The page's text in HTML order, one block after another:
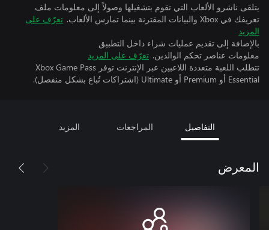
يتلقى ناشرو الألعاب التي تقوم بتشغيلها وصولاً إلى معلومات ملف
تعريفك في Xbox والبيانات المقترنة بينما تمارس الألعاب.
تعرّف على
المزيد
بالإضافة إلى تقديم عمليات شراء داخل التطبيق
معلومات عناصر تحكم الوالدين. تعرّف على المزيد
تتطلب اللعبة متعددة اللاعبين عبر الإنترنت توفر Xbox Game Pass
Essential أو Premium أو Ultimate (اشتراكات تُباع بشكل منفصل).
التفاصيل المراجعات المزيد
المعرض